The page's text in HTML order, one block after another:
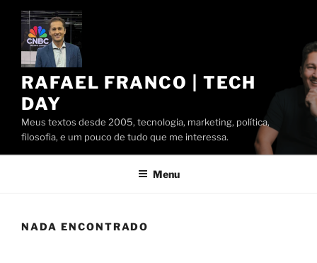
Pular
conteúdo
RAFAEL FRANCO | TECH
DAY
Meus textos desde 2005, tecnologia, marketing, política,
filosofia, e um pouco de tudo que me interessa.
Menu
NADA ENCONTRADO